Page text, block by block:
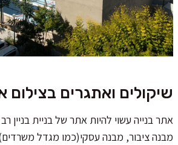
שיקולים ואתגרים בצילום
אתר בנייה עשוי להיות אתר של בניית בניין
מבנה ציבור, מבנה עסקי(כמו מגדל משרדים)